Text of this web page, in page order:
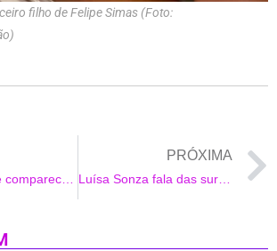
filho de Felipe Simas (Foto:
Iza finalmente compareceu a um ensaio da Imperatriz Leopoldinense antes do Carnaval
PRÓXIMA
Luísa Sonza fala das surpresas do Carnaval 2020